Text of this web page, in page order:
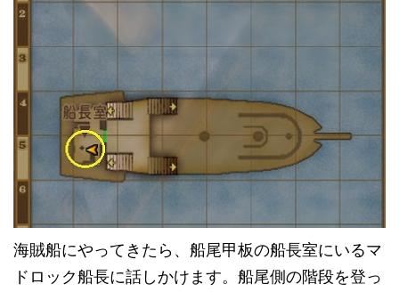
海賊船にやってきたら、船尾甲板の船長室にいるマ
ドロック船長に話しかけます。船尾側の階段を登っ